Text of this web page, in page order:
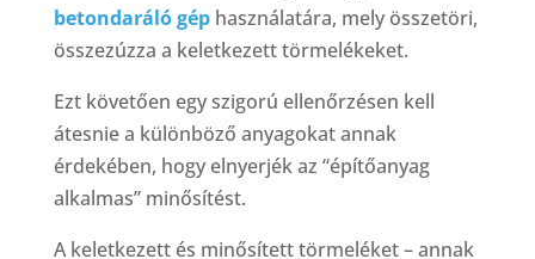
betondaráló géphasználatára, mely összetöri,
összezúzza a keletkezett törmelékeket.
Ezt követően egy szigorú ellenőrzésen kell
átesnie a különböző anyagokat annak
érdekében, hogy elnyerjék az “építőanyag
alkalmas” minősítést.
A keletkezett és minősített törmeléket – annak